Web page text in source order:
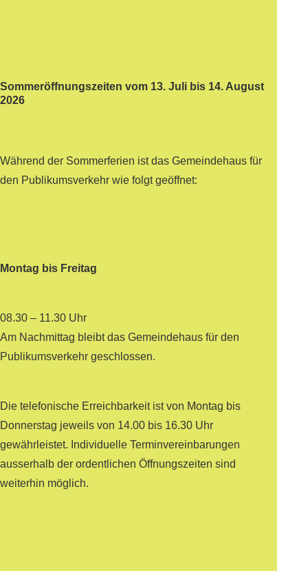
Sommeröffnungszeiten vom 13. Juli bis 14. August
2026
Während der Sommerferien ist das Gemeindehaus für
den Publikumsverkehr wie folgt geöffnet:
Montag bis Freitag
08.30 – 11.30 Uhr
Am Nachmittag bleibt das Gemeindehaus für den
Publikumsverkehr geschlossen.
Die telefonische Erreichbarkeit ist von Montag bis
Donnerstag jeweils von 14.00 bis 16.30 Uhr
gewährleistet. Individuelle Terminvereinbarungen
ausserhalb der ordentlichen Öffnungszeiten sind
weiterhin möglich.